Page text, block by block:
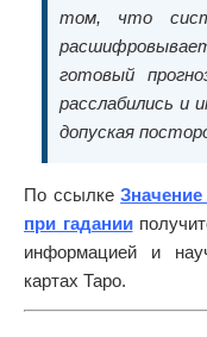
том, что
готовый
расслабились и
допуская
По ссылке
при гадании
информацией и
картах Таро.